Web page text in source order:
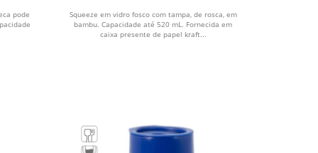
pode
Squeeze em vidro fosco com tampa, de rosca, em
bambu. Capacidade até 520 mL. Fornecida em
caixa presente de papel kraft...